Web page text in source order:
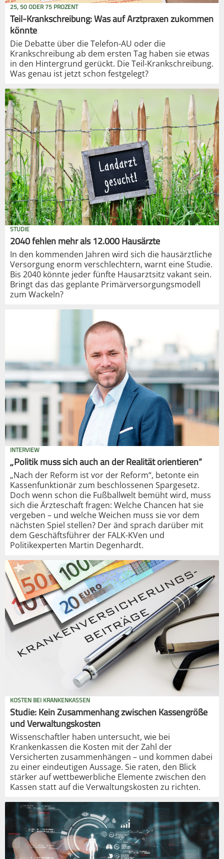
25, 50 ODER 75 PROZENT
Teil-Krankschreibung: Was auf Arztpraxen zukommen
könnte
Die Debatte über die Telefon-AU oder die
Krankschreibung ab dem ersten Tag haben sie etwas
in den Hintergrund gerückt. Die Teil-Krankschreibung.
Was genau ist jetzt schon festgelegt?
STUDIE
2040 fehlen mehr als 12.000 Hausärzte
In den kommenden Jahren wird sich die hausärztliche
Versorgung enorm verschlechtern, warnt eine Studie.
Bis 2040 könnte jeder fünfte Hausarztsitz vakant sein.
Bringt das das geplante Primärversorgungsmodell
zum Wackeln?
INTERVIEW
„Politik muss sich auch an der Realität orientieren“
„Nach der Reform ist vor der Reform“, betonte ein
Kassenfunktionär zum beschlossenen Spargesetz.
Doch wenn schon die Fußballwelt bemüht wird, muss
sich die Ärzteschaft fragen: Welche Chancen hat sie
vergeben – und welche Weichen muss sie vor dem
nächsten Spiel stellen? Der änd sprach darüber mit
dem Geschäftsführer der FALK-KVen und
Politikexperten Martin Degenhardt.
KOSTEN BEI KRANKENKASSEN
Studie: Kein Zusammenhang zwischen Kassengröße
und Verwaltungskosten
Wissenschaftler haben untersucht, wie bei
Krankenkassen die Kosten mit der Zahl der
Versicherten zusammenhängen – und kommen dabei
zu einer eindeutigen Aussage. Sie raten, den Blick
stärker auf wettbewerbliche Elemente zwischen den
Kassen statt auf die Verwaltungskosten zu richten.